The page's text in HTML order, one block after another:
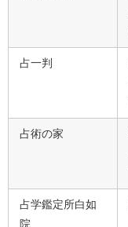
占一判
占術の家
占学鑑定所白如
院